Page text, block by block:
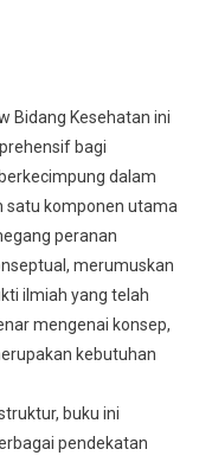
Bidang Kesehatan ini
bagi
dalam
satu komponen utama
peranan
merumuskan
ilmiah yang telah
mengenai konsep,
kebutuhan
buku ini
pendekatan